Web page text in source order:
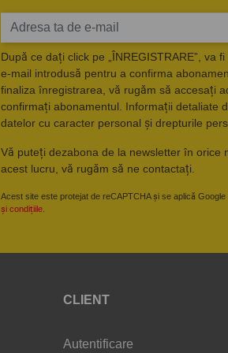
După ce dați click pe „ÎNREGISTRARE”, va
e-mail introdusă pentru a confirma
finaliza înregistrarea, vă rugăm să accesați
confirmați abonamentul. Informații detaliate
datelor cu caracter personal și drepturile
Vă puteți dezabona de la newsletter în orice
acest lucru, vă rugăm să ne contactați.
Acest site este protejat de reCAPTCHA și se aplică Google
și condițiile
CLIENT
Autentificare